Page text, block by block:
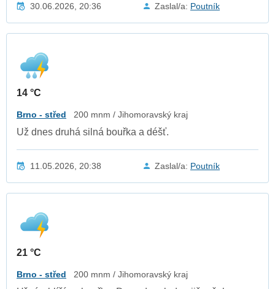
30.06.2026, 20:36 Zaslal/a: Poutník
14 °C
Brno - střed 200 mnm / Jihomoravský kraj
Už dnes druhá silná bouřka a déšť.
11.05.2026, 20:38 Zaslal/a: Poutník
21 °C
Brno - střed 200 mnm / Jihomoravský kraj